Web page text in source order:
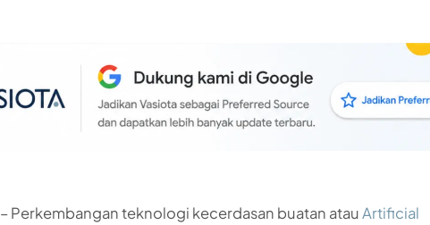
– Perkembangan teknologi kecerdasan buatan atauArtificial